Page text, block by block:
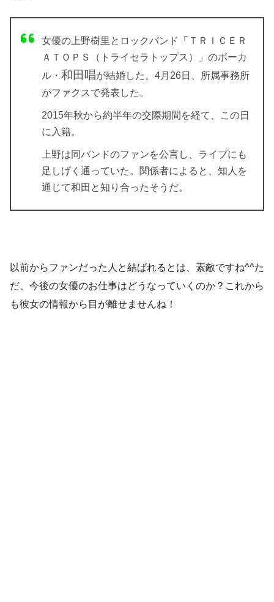
女優の上野樹里とロックバンド「ＴＲＩＣＥＲ
ＡＴＯＰＳ（トライセラトップス）」のボーカ
ル・ 和田唱が結婚した。4月26日、所属事務所
がファクスで発表した。
2015年秋から約半年の交際期間を経て、この日
に入籍。
上野は同バンドのファンを公言し、ライブにも
足しげく通っていた。関係者によると、知人を
通じて和田と知り合ったそうだ。
以前からファンだった人と結ばれるとは、素敵ですね^^た
だ、今後の女優のお仕事はどうなっていくのか？これから
も彼女の情報から目が離せませんね！